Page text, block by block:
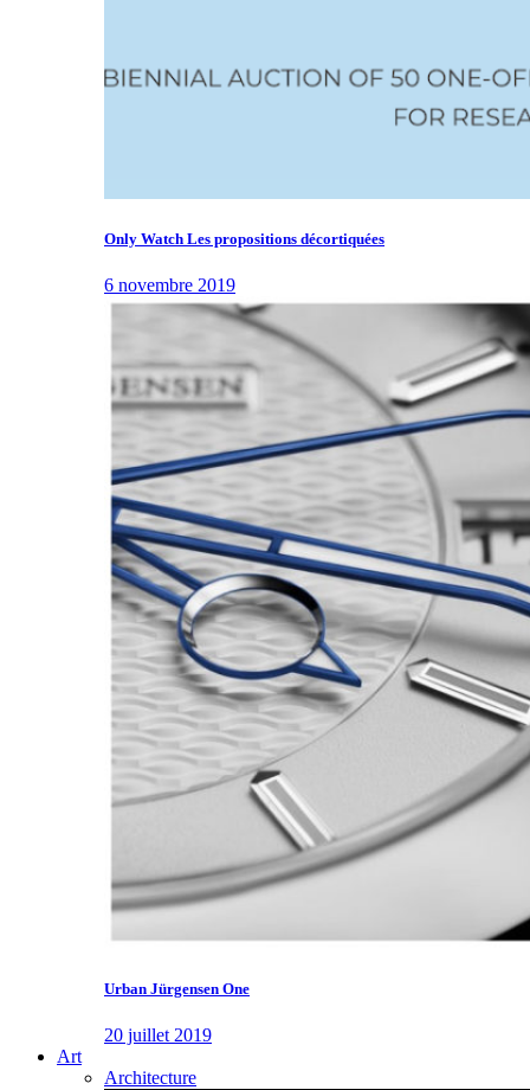
Only Watch Les propositions décortiquées
6 novembre 2019
Urban Jürgensen One
20 juillet 2019
Art
Architecture